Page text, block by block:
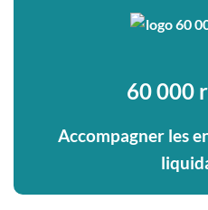
60 000
Accompagner les